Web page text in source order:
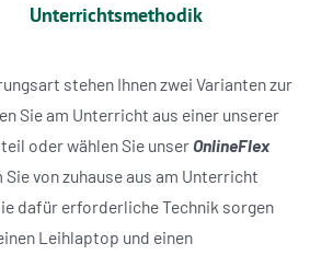
Unterrichtsmethodik
stehen Ihnen zwei Varianten zur
Sie am Unterricht aus einer unserer
oder wählen Sie unserOnlineFlex
von zuhause aus am Unterricht
dafür erforderliche Technik sorgen
Leihlaptop und einen